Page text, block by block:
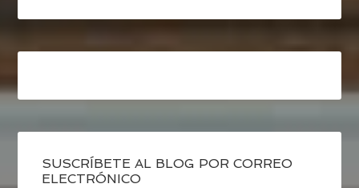
SUSCRÍBETE AL BLOG POR CORREO
ELECTRÓNICO